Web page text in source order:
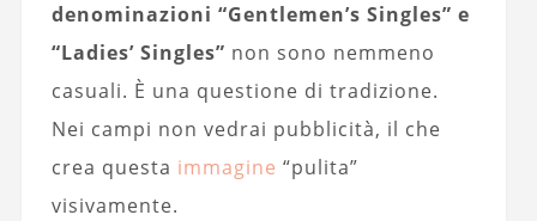
denominazioni “Gentlemen’s Singles” e
“Ladies’ Singles” non sono nemmeno
casuali. È una questione di tradizione.
Nei campi non vedrai pubblicità, il che
crea questa immagine “pulita”
visivamente.